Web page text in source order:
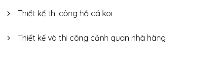
Thiết kế thi công hồ cá koi
Thiết kế và thi công cảnh quan nhà hàng